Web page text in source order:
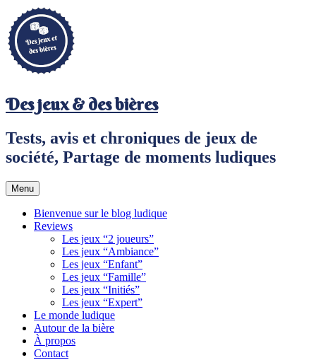
Aller
au
contenu
principal
Des jeux & des bières
Tests, avis et chroniques de jeux de
société, Partage de moments ludiques
Menu
Bienvenue sur le blog ludique
Reviews
Les jeux “2 joueurs”
Les jeux “Ambiance”
Les jeux “Enfant”
Les jeux “Famille”
Les jeux “Initiés”
Les jeux “Expert”
Le monde ludique
Autour de la bière
À propos
Contact